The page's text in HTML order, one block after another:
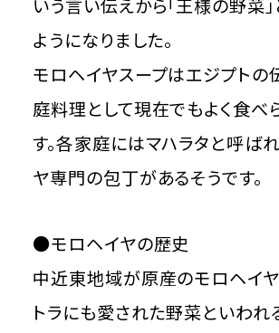
いう言い伝えから「王様の野菜
ようになりました。
モロヘイヤスープはエジプトの
庭料理として現在でもよく食べ
す。各家庭にはマハラタと呼ば
ヤ専門の包丁があるそうです。
●モロヘイヤの歴史
中近東地域が原産のモロヘイヤ
トラにも愛された野菜といわれ